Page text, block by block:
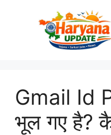
Gmail Id
भूल गए है?